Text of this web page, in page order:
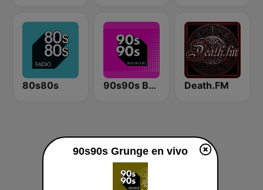
80s80s 90s90s BoyGroups Death.FM
90s90s Grunge en vivo